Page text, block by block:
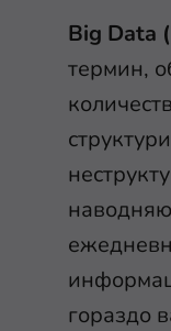
Big Data
термин,
гораздо